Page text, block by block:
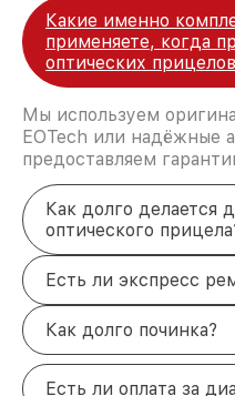
Какие именно
применяете, когда
оптических
Мы используем
EOTech или надёжные
предоставляем
Как долго делается
оптического
Есть ли экспресс
Как долго починка?
Есть ли оплата за